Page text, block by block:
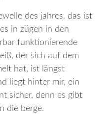
des jahres. das ist
in zügen in den
funktionierende
der sich auf dem
hat, ist längst
liegt hinter mir, ein
sicher, denn es gibt
die berge.